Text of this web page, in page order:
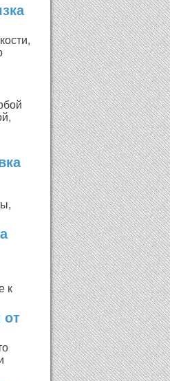
к
от